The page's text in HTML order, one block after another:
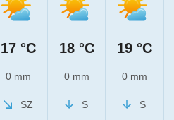
17 °C
0 mm
SZ
18 °C
0 mm
S
19 °C
0 mm
S